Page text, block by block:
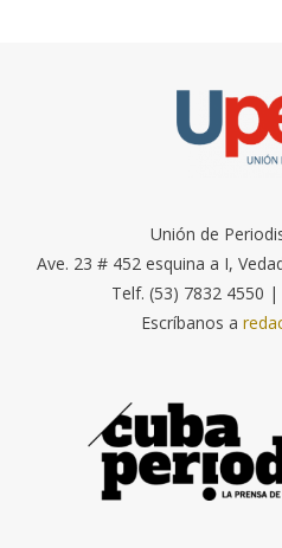
Unión de
Ave. 23 # 452 esquina a I,
Telf. (53) 7832 4550 |
Escríbanos a